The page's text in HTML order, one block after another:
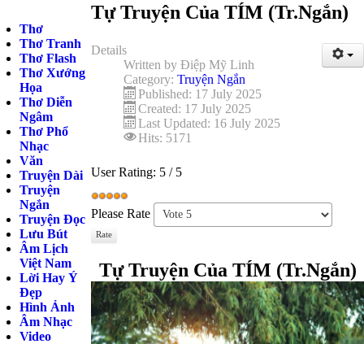
Thơ
Thơ Tranh
Thơ Flash
Thơ Xướng
Họa
Thơ Diễn
Ngâm
Thơ Phổ
Nhạc
Văn
Truyện Dài
Truyện
Ngắn
Truyện Đọc
Lưu Bút
Âm Lịch
Việt Nam
Lời Hay Ý
Đẹp
Hình Ảnh
Âm Nhạc
Video
Tự Truyện Của TÍM (Tr.Ngắn)
Details
Written by Điệp Mỹ Linh
Category: Truyện Ngắn
Published: 17 July 2025
Created: 17 July 2025
Last Updated: 16 July 2025
Hits: 5171
User Rating: 5 / 5
Please Rate
Tự Truyện Của TÍM (Tr.Ngắn)